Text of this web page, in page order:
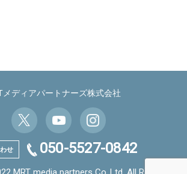
メディアパートナーズ株式会社
せ 050-5527-0842